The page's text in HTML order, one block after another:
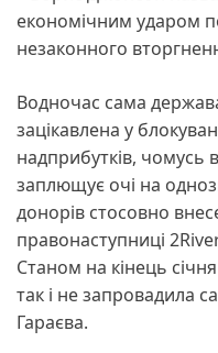
економічним ударом
незаконного
Водночас сама
зацікавлена у
надприбутків,
заплющує очі на
донорів стосовно
правонаступниці
Станом на кінець
так і не запровадила
Гараєва.